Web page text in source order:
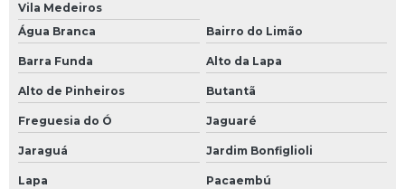
Vila Medeiros
Água Branca
Bairro do Limão
Barra Funda Alto da Lapa
Alto de Pinheiros Butantã
Freguesia do Ó Jaguaré
Jaraguá Jardim Bonfiglioli
Lapa Pacaembú